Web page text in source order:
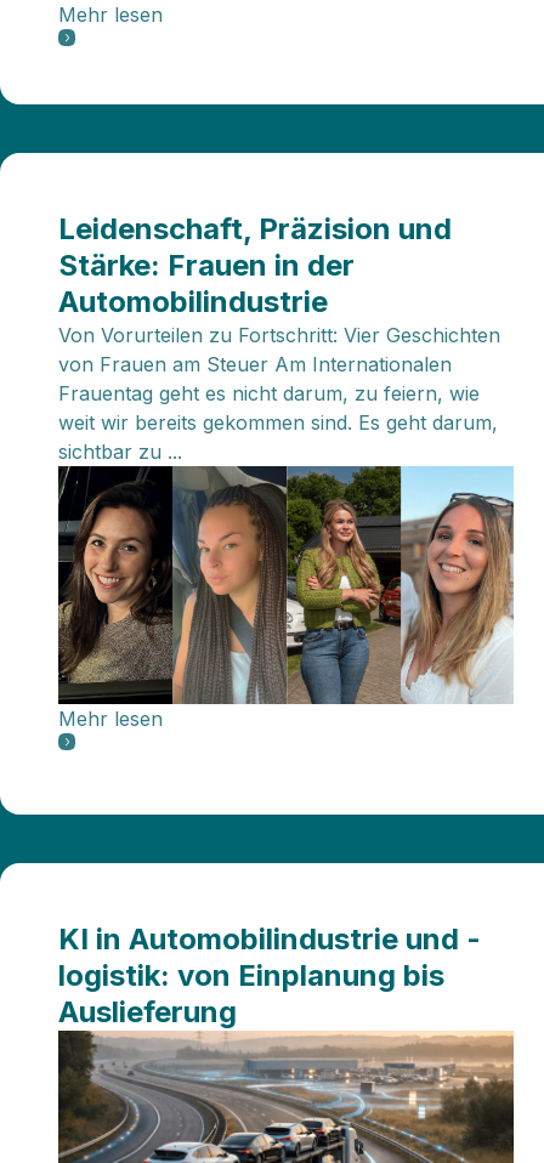
Mehr lesen
Leidenschaft, Präzision und
Stärke: Frauen in der
Automobilindustrie
Von Vorurteilen zu Fortschritt: Vier Geschichten
von Frauen am Steuer Am Internationalen
Frauentag geht es nicht darum, zu feiern, wie
weit wir bereits gekommen sind. Es geht darum,
sichtbar zu ...
Mehr lesen
KI in Automobilindustrie und -
logistik: von Einplanung bis
Auslieferung